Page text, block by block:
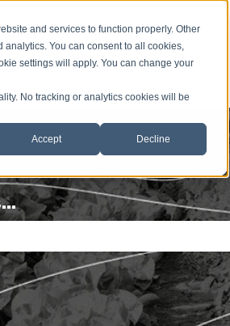
and services to function properly. Other
You can consent to all cookies,
settings will apply. You can change your
No tracking or analytics cookies will be
Accept Decline
está vacío.